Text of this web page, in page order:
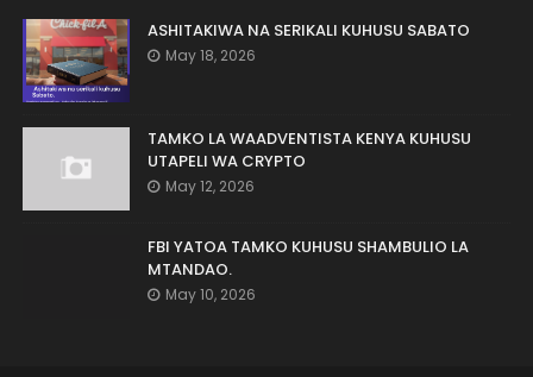
ASHITAKIWA NA SERIKALI KUHUSU SABATO
May 18, 2026
TAMKO LA WAADVENTISTA KENYA KUHUSU
UTAPELI WA CRYPTO
May 12, 2026
FBI YATOA TAMKO KUHUSU SHAMBULIO LA
MTANDAO.
May 10, 2026